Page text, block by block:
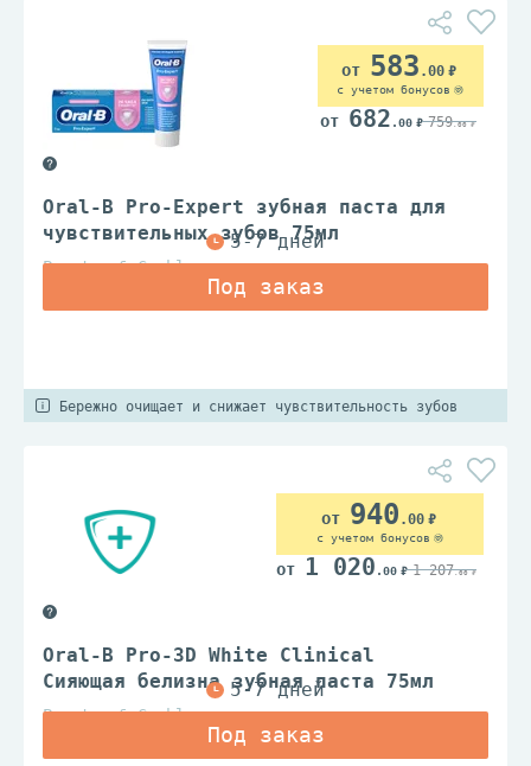
Oral-B Pro-Expert зубная паста для
чувствительных зубов 75мл
Procter & Gamble
583 .00
с учетом бонусов
682 .00 759.00
Бережно очищает и снижает чувствительность зубов
Oral-B Pro-3D White Clinical
Сияющая белизна зубная паста 75мл
Procter & Gamble
940 .00
с учетом бонусов
1 020 .00 1 207.00